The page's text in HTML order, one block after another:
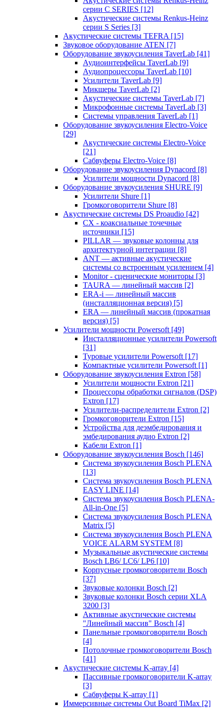
серии C SERIES [12]
Акустические системы Renkus-Heinz
серии S Series [3]
Акустические системы TEFRA [15]
Звуковое оборудование ATEN [7]
Оборудование звукоусиления TaverLab [41]
Аудиоинтерфейсы TaverLab [9]
Аудиопроцессоры TaverLab [10]
Усилители TaverLab [9]
Микшеры TaverLab [2]
Акустические системы TaverLab [7]
Микрофонные системы TaverLab [3]
Системы управления TaverLab [1]
Оборудование звукоусиления Electro-Voice
[29]
Акустические системы Electro-Voice
[21]
Сабвуферы Electro-Voice [8]
Оборудование звукоусиления Dynacord [8]
Усилители мощности Dynacord [8]
Оборудование звукоусиления SHURE [9]
Усилители Shure [1]
Громкоговорители Shure [8]
Акустические системы DS Proaudio [42]
CX - коаксиальные точечные
источники [15]
PILLAR — звуковые колонны для
архитектурной интеграции [8]
ANT — активные акустические
системы со встроенным усилением [4]
Monitor - сценические мониторы [3]
TAURA — линейный массив [2]
ERA-i — линейный массив
(инсталляционная версия) [5]
ERA — линейный массив (прокатная
версия) [5]
Усилители мощности Powersoft [49]
Инсталляционные усилители Powersoft
[31]
Туровые усилители Powersoft [17]
Компактные усилители Powersoft [1]
Оборудование звукоусиления Extron [58]
Усилители мощности Extron [21]
Процессоры обработки сигналов (DSP)
Extron [17]
Усилители-распределители Extron [2]
Громкоговорители Extron [15]
Устройства для деэмбедирования и
эмбедирования аудио Extron [2]
Кабели Extron [1]
Оборудование звукоусиления Bosch [146]
Система звукоусиления Bosch PLENA
[13]
Система звукоусиления Bosch PLENA
EASY LINE [14]
Система звукоусиления Bosch PLENA-
All-in-One [5]
Система звукоусиления Bosch PLENA
Matrix [5]
Система звукоусиления Bosch PLENA
VOICE ALARM SYSTEM [8]
Музыкальные акустические системы
Bosch LB6/ LC6/ LP6 [10]
Корпусные громкоговорители Bosch
[37]
Звуковые колонки Bosch [2]
Звуковые колонки Bosch серии XLA
3200 [3]
Активные акустические системы
"Линейный массив" Bosch [4]
Панельные громкоговорители Bosch
[4]
Потолочные громкоговорители Bosch
[41]
Акустические системы K-array [4]
Пассивные громкоговорители K-array
[3]
Сабвуферы K-array [1]
Иммерсивные системы Out Board TiMax [2]